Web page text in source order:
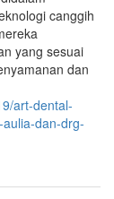
canggih
yang sesuai
dan
art-dental-
dan-drg-